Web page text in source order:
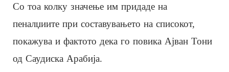
Со тоа колку значење им придаде на
пеналџиите при составувањето на списокот,
покажува и фактото дека го повика Ајван Тони
од Саудиска Арабија.